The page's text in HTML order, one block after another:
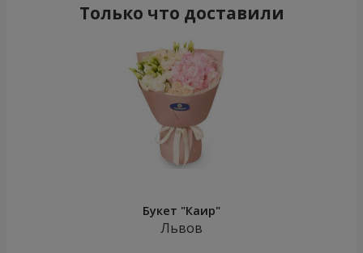
Только что доставили
Букет "Каир"
Львов